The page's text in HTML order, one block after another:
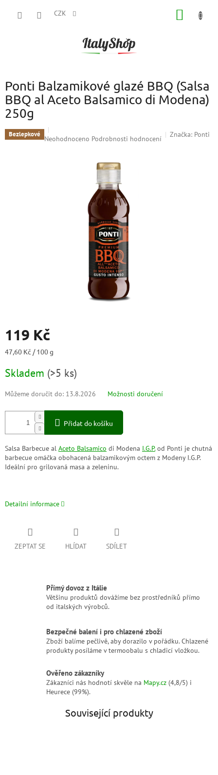
CZK
Ponti Balzamikové glazé BBQ (Salsa
BBQ al Aceto Balsamico di Modena)
250g
Bezlepkové Průměrné
Neohodnoceno Podrobnosti hodnocení
Značka: Ponti
119 Kč
Měrná
47,60 Kč / 100 g
Skladem (>5 ks)
Můžeme doručit do: 13.8.2026 Možnosti doručení
Přidat do košíku
Salsa Barbecue al Aceto Balsamico di Modena I.G.P.od Ponti je chutná
barbecue omáčka obohacená balzamikovým octem z Modeny I.G.P.
Ideální pro grilovaná masa a zeleninu.
Detailní informace
ZEPTAT SE HLÍDAT SDÍLET
Přímý dovoz z Itálie
Většinu produktů dovážíme bez prostředníků přímo
od italských výrobců.
Bezpečné balení i pro chlazené zboží
Zboží balíme pečlivě, aby dorazilo v pořádku. Chlazené
produkty posíláme v termoobalu s chladicí vložkou.
Ověřeno zákazníky
Zákazníci nás hodnotí skvěle na Mapy.cz (4,8/5) i
Heurece (99%).
Související produkty